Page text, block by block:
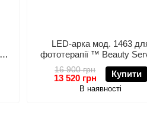
LED-арка мод. 1463
фототерапії ™ Beauty
16 900 грн
13 520 грн Купити
В наявності